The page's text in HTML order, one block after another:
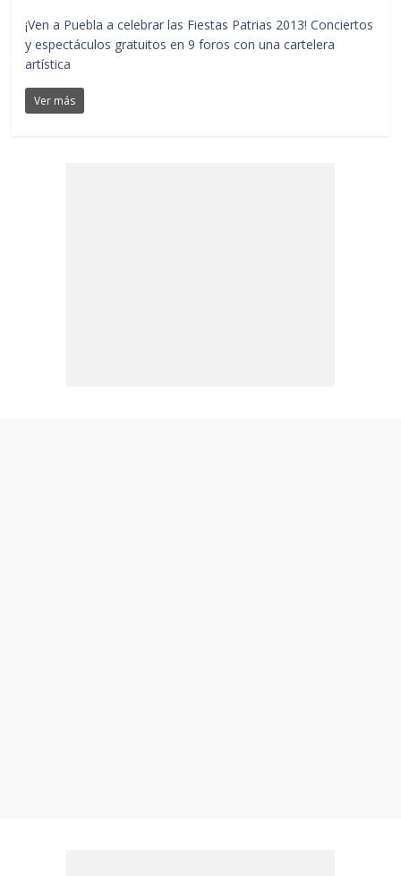
¡Ven a Puebla a celebrar las Fiestas Patrias 2013! Conciertos
y espectáculos gratuitos en 9 foros con una cartelera
artística
Ver más